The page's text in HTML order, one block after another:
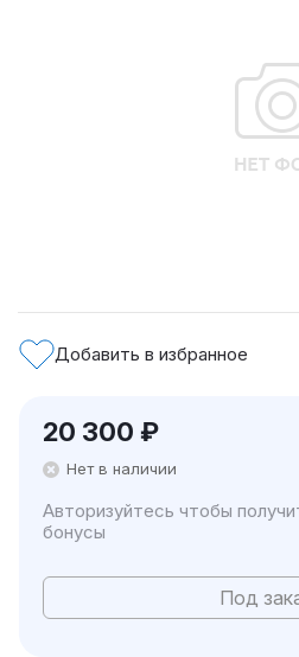
Добавить в избранное
20 300 ₽
Нет в наличии
Авторизуйтесь чтобы
бонусы
Под